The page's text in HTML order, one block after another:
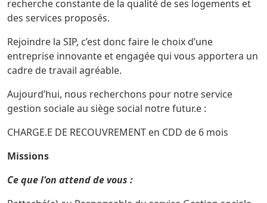
recherche constante de la qualité de ses logements et
des services proposés.
Rejoindre la SIP, c’est donc faire le choix d’une
entreprise innovante et engagée qui vous apportera un
cadre de travail agréable.
Aujourd’hui, nous recherchons pour notre service
gestion sociale au siège social notre futur.e :
CHARGE.E DE RECOUVREMENT en CDD de 6 mois
Missions
Ce que l'on attend de vous :